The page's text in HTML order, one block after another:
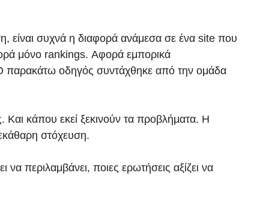
είναι συχνά η διαφορά ανάμεσα σε ένα site που
μόνο rankings. Αφορά εμπορικά
Ο παρακάτω οδηγός συντάχθηκε από την ομάδα
Και κάπου εκεί ξεκινούν τα προβλήματα. Η
στόχευση.
περιλαμβάνει, ποιες ερωτήσεις αξίζει να